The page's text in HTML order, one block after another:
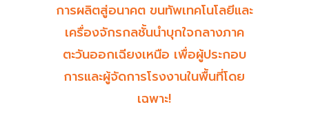
การผลิตสู่อนาคต ขนทัพเทคโนโลยีและ
เครื่องจักรกลชั้นนำบุกใจกลางภาค
ตะวันออกเฉียงเหนือ เพื่อผู้ประกอบ
การและผู้จัดการโรงงานในพื้นที่โดย
เฉพาะ!